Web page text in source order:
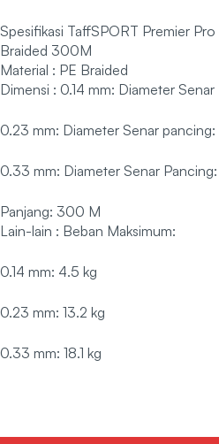
Spesifikasi TaffSPORT Premier
Braided 300M
Material : PE Braided
Dimensi : 0.14 mm: Diameter
0.23 mm: Diameter Senar
0.33 mm: Diameter Senar
Panjang: 300 M
Lain-lain : Beban Maksimum:
0.14 mm: 4.5 kg
0.23 mm: 13.2 kg
0.33 mm: 18.1 kg